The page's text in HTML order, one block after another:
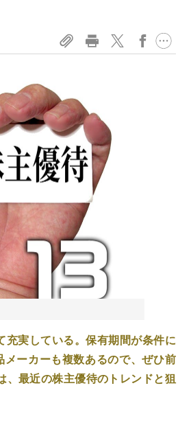
実している。保有期間が条件に
ーカーも複数あるので、ぜひ前
、最近の株主優待のトレンドと狙